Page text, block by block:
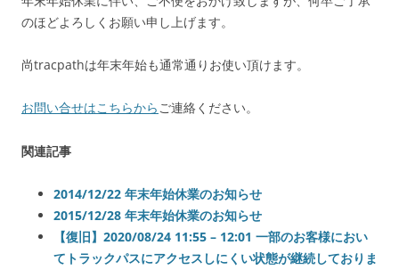
のほどよろしくお願い申し上げます。
尚tracpathは年末年始も通常通りお使い頂けます。
お問い合せはこちらからご連絡ください。
関連記事
2014/12/22 年末年始休業のお知らせ
2015/12/28 年末年始休業のお知らせ
【復旧】2020/08/24 11:55 – 12:01 一部のお客様におい
てトラックパスにアクセスしにくい状態が継続しておりま